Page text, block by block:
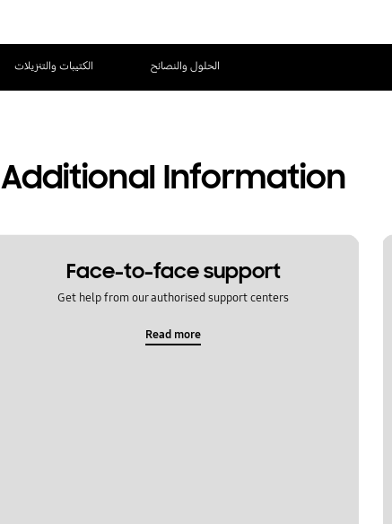
الحلول والنصائح الكتيبات والتنزيلات
Additional Information
Face-to-face support
Get help from our authorised support centers
Read more